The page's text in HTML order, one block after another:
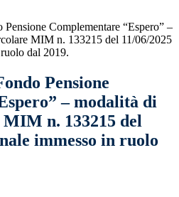
Complementare “Espero” –
MIM n. 133215 del 11/06/2025
dal 2019.
Pensione
– modalità di
n. 133215 del
immesso in ruolo